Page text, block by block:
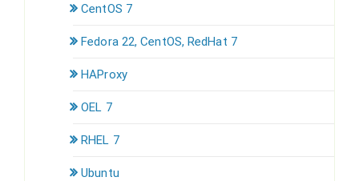
CentOS 7
Fedora 22, CentOS, RedHat 7
HAProxy
OEL 7
RHEL 7
Ubuntu